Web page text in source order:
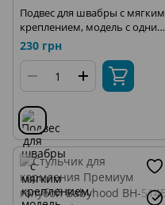
Подвес для швабры с мягким
креплением, модель с одним
держателем
230 грн